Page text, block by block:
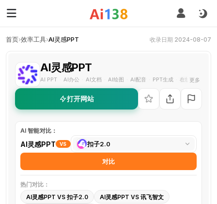
首页›效率工具›AI灵感PPT 收录日期 2024-08-07
AI灵感PPT
AI PPT AI办公 AI文档 AI绘图 AI配音 PPT生成 在线PPT制作
更多
打开网站
AI 智能对比：
AI灵感PPT VS
选
择
具
扣子2.0
对比
热门对比：
AI灵感PPT VS 扣子2.0
AI灵感PPT VS 讯飞智文